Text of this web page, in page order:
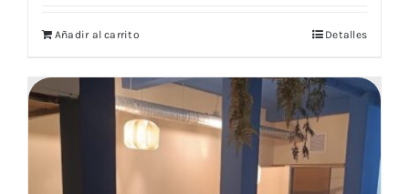
Añadir al carrito Detalles